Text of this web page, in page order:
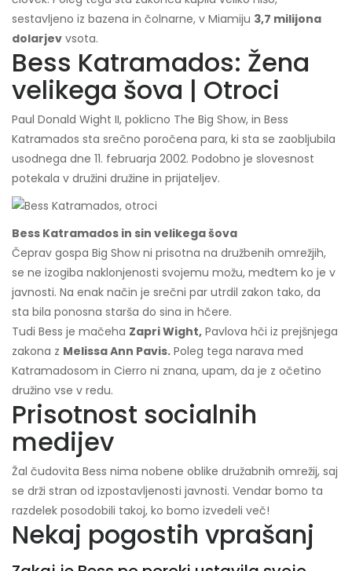
sestavljeno iz bazena in čolnarne, v Miamiju 3,7 milijona
dolarjev vsota.
Bess Katramados: Žena
velikega šova | Otroci
Paul Donald Wight II, poklicno The Big Show, in Bess
Katramados sta srečno poročena para, ki sta se zaobljubila
usodnega dne 11. februarja 2002. Podobno je slovesnost
potekala v družini družine in prijateljev.
Bess Katramados in sin velikega šova
Čeprav gospa Big Show ni prisotna na družbenih omrežjih,
se ne izogiba naklonjenosti svojemu možu, medtem ko je v
javnosti. Na enak način je srečni par utrdil zakon tako, da
sta bila ponosna starša do sina in hčere.
Tudi Bess je mačeha Zapri Wight, Pavlova hči iz prejšnjega
zakona z Melissa Ann Pavis. Poleg tega narava med
Katramadosom in Cierro ni znana, upam, da je z očetino
družino vse v redu.
Prisotnost socialnih
medijev
Žal čudovita Bess nima nobene oblike družabnih omrežij, saj
se drži stran od izpostavljenosti javnosti. Vendar bomo ta
razdelek posodobili takoj, ko bomo izvedeli več!
Nekaj ​​pogostih vprašanj